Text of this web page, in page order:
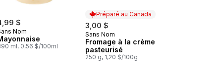
$
Nom
ml, 0,56 $/100ml
Préparé au Canada
3,00 $
Préparé au Canada
Sans Nom
Fromage à la crème
pasteurisé
250 g, 1,20 $/100g